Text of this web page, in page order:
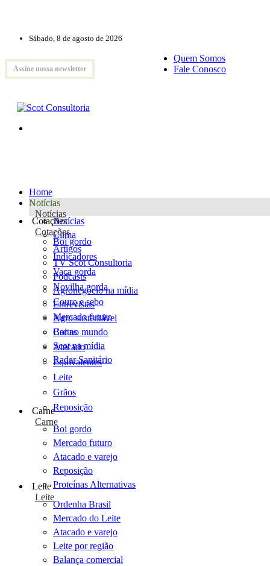
Sábado, 8 de agosto de 2026
Assine nossa newsletter
Quem Somos
Fale Conosco
Home
Notícias
Notícias
Notícias
Clima
Artigos
TV Scot Consultoria
Podcasts
Agronegócio na mídia
Entrevistas
Agro sustentável
Cartas
Scot na mídia
Radar Sanitário
Cotações
Cotações
Boi gordo
Indicadores
Vaca gorda
Novilha gorda
Couro e sebo
Mercado futuro
Boi no mundo
Atacado
Equivalentes
Leite
Grãos
Reposição
Carne
Carne
Boi gordo
Mercado futuro
Atacado e varejo
Reposição
Proteínas Alternativas
Leite
Leite
Ordenha Brasil
Mercado do Leite
Atacado e varejo
Leite por região
Balança comercial